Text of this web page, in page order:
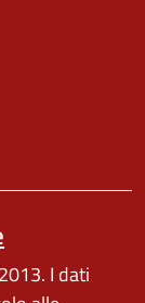
I dati